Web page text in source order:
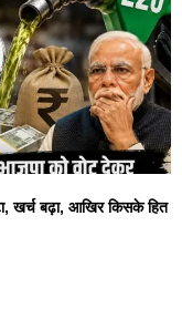
खर्च बढ़ा, आखिर किसके हित